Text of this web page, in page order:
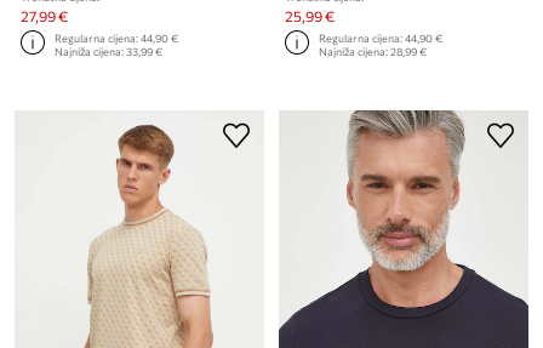
27,99 €
Regularna cijena:44,90 €
Najniža cijena:33,99 €
25,99 €
Regularna cijena:44,90 €
Najniža cijena:28,99 €